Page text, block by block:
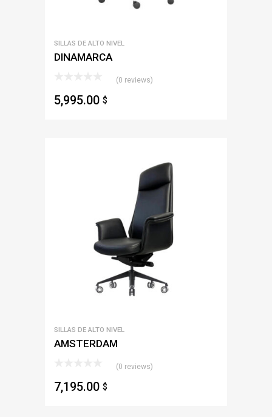
SILLAS DE ALTO NIVEL
DINAMARCA
(0 reviews)
5,995.00 $
SILLAS DE ALTO NIVEL
AMSTERDAM
(0 reviews)
7,195.00 $